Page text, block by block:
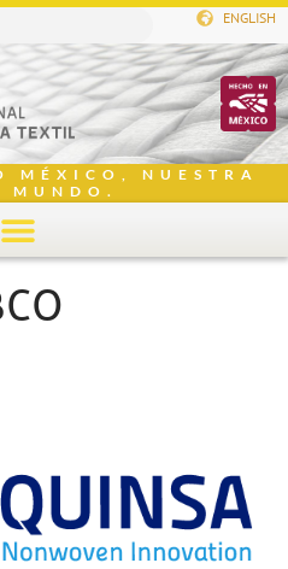
ENGLISH
MÉXICO, NUESTRA
MUNDO.